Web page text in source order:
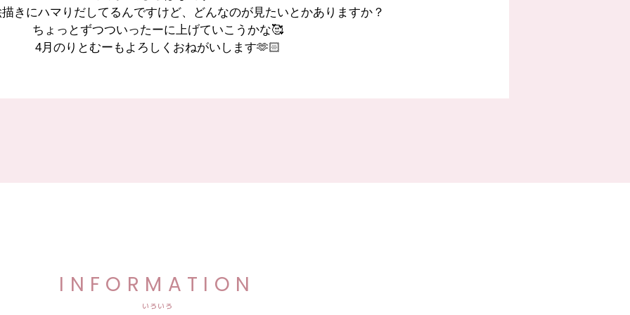
きにハマりだしてるんですけど、どんなのが見たいとかありますか？
ちょっとずつついったーに上げていこうかな🥰
4月のりとむーもよろしくおねがいします🫶🏻
INFORMATION
いろいろ